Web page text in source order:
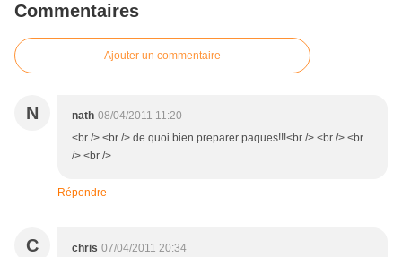
Commentaires
Ajouter un commentaire
N nath 08/04/2011 11:20
<br /> <br /> de quoi bien preparer paques!!!<br /> <br /> <br
/> <br />
Répondre
C chris 07/04/2011 20:34